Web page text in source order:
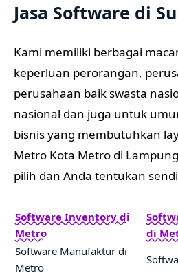
Jasa Software di
Kami memiliki berbagai
keperluan perorangan,
perusahaan baik swasta
nasional dan juga untuk
bisnis yang membutuhkan
Metro Kota Metro di
pilih dan Anda tentukan
Software Inventory di
Metro
di
Software Manufaktur di
Metro